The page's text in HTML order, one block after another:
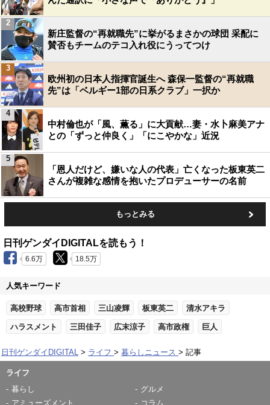
新庄監督の“再就職先”に挙がるまさかの球団 采配に
賛否もチームのテコ入れ役にうってつけ
2
欧州初の日本人指揮官誕生へ 森保一監督の“再就職
先”は「ベルギー1部の日系クラブ」一択か
3
中村倫也が「風、薫る」に大貢献…妻・水卜麻美アナ
との「ずっと仲良く」「にこやかな」近況
4
「恩人だけど、嫌いな人の代表」亡くなった板東英二
さんが複雑な感情を抱いたプロデューサーの名前
5
もっとみる
日刊ゲンダイDIGITALを読もう！
6.6万 18.5万
人気キーワード
高校野球 高市首相 三山凌輝 板東英二 清水アキラ
ハラスメント 三田佳子 広末涼子 高市政権 巨人
日刊ゲンダイDIGITAL ライフ 暮らしニュース 記事
ライフ
暮らし
グルメ
アミューズメント
コラム